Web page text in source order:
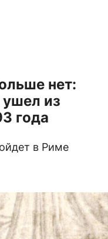
нет:
ушел из
года
в Риме